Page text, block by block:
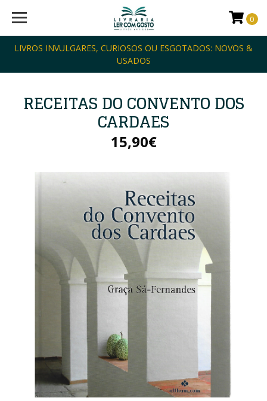
LIVROS INVULGARES, CURIOSOS OU ESGOTADOS: NOVOS &
USADOS
0
RECEITAS DO CONVENTO DOS
CARDAES
15,90€